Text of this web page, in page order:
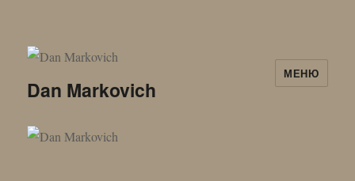
Dan Markovich
МЕНЮ